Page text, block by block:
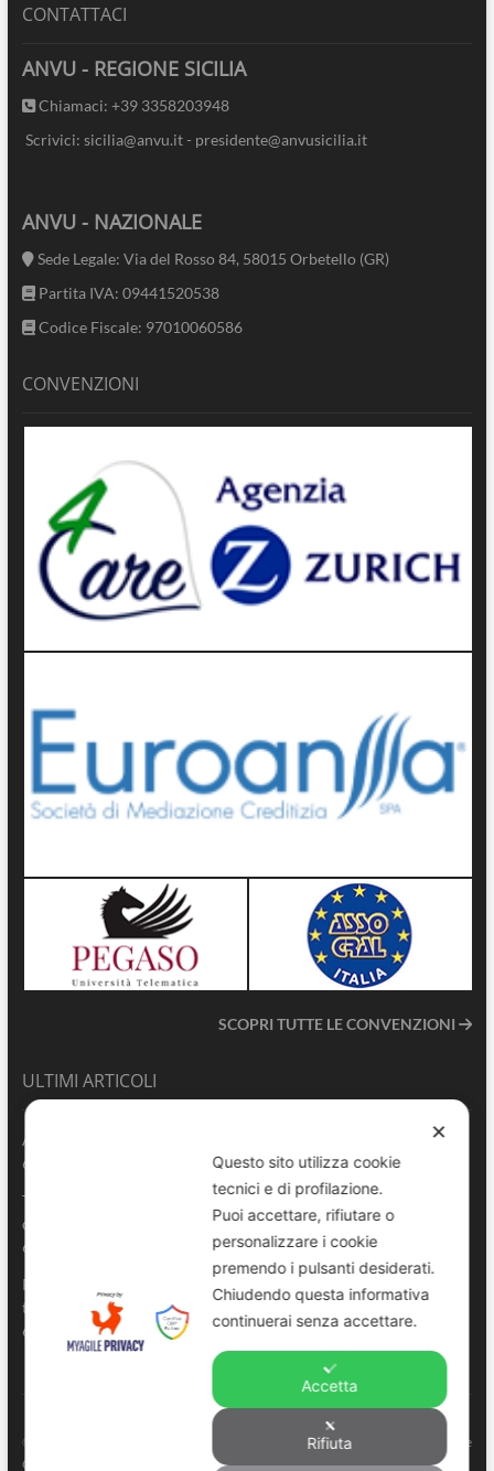
CONTATTACI
ANVU - REGIONE SICILIA
Chiamaci: +39 3358203948
Scrivici: sicilia@anvu.it - presidente@anvusicilia.it
ANVU - NAZIONALE
Sede Legale: Via del Rosso 84, 58015 Orbetello (GR)
Partita IVA: 09441520538
Codice Fiscale: 97010060586
CONVENZIONI
SCOPRI TUTTE LE CONVENZIONI
ULTIMI ARTICOLI
ANVU TG | Edizione del 06.08.2026
6 Agosto 2026
Terrasini 2026: aperte le pre-iscrizioni al 6° Convegno Regionale
delle Polizie Locali Siciliane
6 Agosto 2026
Pescara, comandante della Polizia Locale di Spoltore salva un
turista colto da malore in mare
6 Agosto 2026
© Copyright 2022. All right reserved to ANVU – Regione Sicilia
Privacy e
Cookie Policy
✕
Questo sito utilizza cookie
tecnici e di profilazione.
Puoi accettare, rifiutare o
personalizzare i cookie
premendo i pulsanti desiderati.
Chiudendo questa informativa
continuerai senza accettare.
Accetta
Rifiuta